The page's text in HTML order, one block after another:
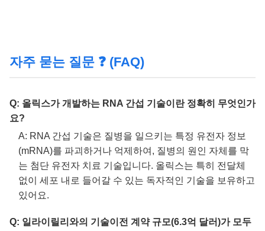
자주 묻는 질문 ❓ (FAQ)
Q: 올릭스가 개발하는 RNA 간섭 기술이란 정확히 무엇인가
요?
A: RNA 간섭 기술은 질병을 일으키는 특정 유전자 정보
(mRNA)를 파괴하거나 억제하여, 질병의 원인 자체를 막
는 첨단 유전자 치료 기술입니다. 올릭스는 특히 전달체
없이 세포 내로 들어갈 수 있는 독자적인 기술을 보유하고
있어요.
Q: 일라이릴리와의 기술이전 계약 규모(6.3억 달러)가 모두